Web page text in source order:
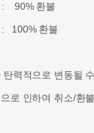
: 90% 환불
: 100% 환불
력적으로 변동될
로 인하여 취소/환